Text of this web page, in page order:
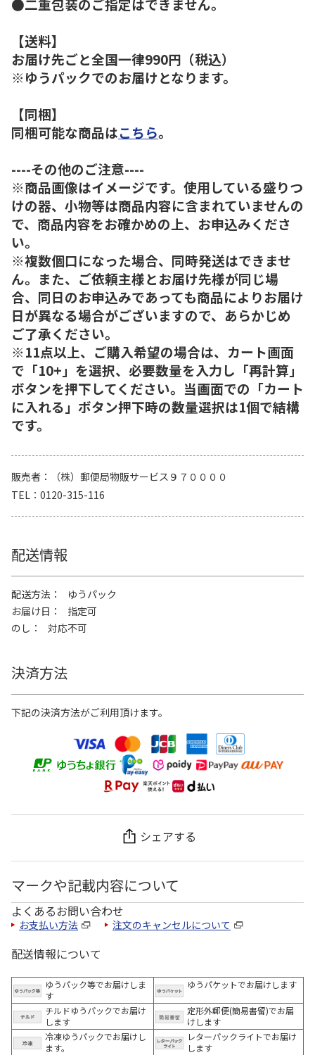
【送料】
お届け先ごと全国一律990円（税込）
※ゆうパックでのお届けとなります。
【同梱】
同梱可能な商品はこちら。
----その他のご注意----
※商品画像はイメージです。使用している盛りつ
けの器、小物等は商品内容に含まれていませんの
で、商品内容をお確かめの上、お申込みくださ
い。
※複数個口になった場合、同時発送はできませ
ん。また、ご依頼主様とお届け先様が同じ場
合、同日のお申込みであっても商品によりお届け
日が異なる場合がございますので、あらかじめ
ご了承ください。
※11点以上、ご購入希望の場合は、カート画面
で「10+」を選択、必要数量を入力し「再計算」
ボタンを押下してください。当画面での「カート
に入れる」ボタン押下時の数量選択は1個で結構
です。
販売者
（株）郵便局物販サービス９７００００
TEL
0120-315-116
配送情報
配送方法
ゆうパック
お届け日
指定可
のし
対応不可
決済方法
下記の決済方法がご利用頂けます。
シェアする
マークや記載内容について
よくあるお問い合わせ
お支払い方法 注文のキャンセルについて
配送情報について
ゆうパック等でお届けしま
す
ゆうパケットでお届けします
チルドゆうパックでお届け
します
定形外郵便(簡易書留)でお届
けします
冷凍ゆうパックでお届けし
ます。
レターパックライトでお届け
します